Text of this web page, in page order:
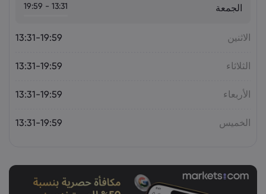
الجمعة 13:31 - 19:59
الاثنين 13:31-19:59
الثلاثاء 13:31-19:59
الأربعاء 13:31-19:59
الخميس 13:31-19:59